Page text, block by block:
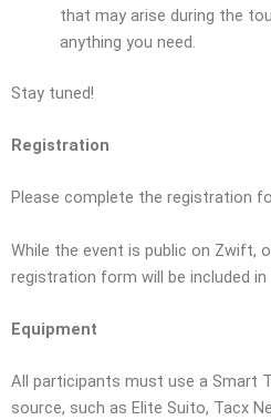
that may arise during the
anything you need.
Stay tuned!
Registration
Please complete the registration
While the event is public on Zwift,
registration form will be included
Equipment
All participants must use a Smart
source, such as Elite Suito, Tacx